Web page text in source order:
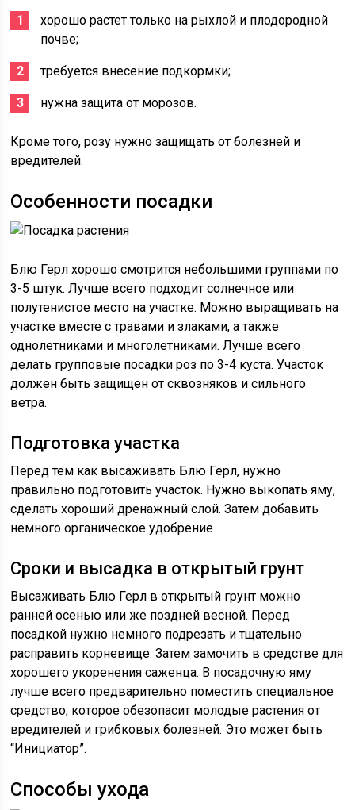
хорошо растет только на рыхлой и плодородной
почве;
требуется внесение подкормки;
нужна защита от морозов.
Кроме того, розу нужно защищать от болезней и
вредителей.
Особенности посадки
Блю Герл хорошо смотрится небольшими группами по
3-5 штук. Лучше всего подходит солнечное или
полутенистое место на участке. Можно выращивать на
участке вместе с травами и злаками, а также
однолетниками и многолетниками. Лучше всего
делать групповые посадки роз по 3-4 куста. Участок
должен быть защищен от сквозняков и сильного
ветра.
Подготовка участка
Перед тем как высаживать Блю Герл, нужно
правильно подготовить участок. Нужно выкопать яму,
сделать хороший дренажный слой. Затем добавить
немного органическое удобрение
Сроки и высадка в открытый грунт
Высаживать Блю Герл в открытый грунт можно
ранней осенью или же поздней весной. Перед
посадкой нужно немного подрезать и тщательно
расправить корневище. Затем замочить в средстве для
хорошего укоренения саженца. В посадочную яму
лучше всего предварительно поместить специальное
средство, которое обезопасит молодые растения от
вредителей и грибковых болезней. Это может быть
“Инициатор”.
Способы ухода